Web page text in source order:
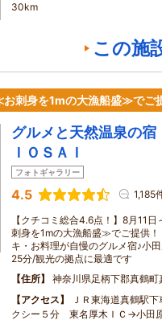
30km
この施
刺身を1mの大漁船盛≫でご
グルメと天然温泉の
ＩＯＳＡＩ
フォトギャラリー
4.5 1,185
【クチコミ総合4.6点！】8月11
刺身を1mの大漁船盛≫でご提供
キ・お料理が自慢のグルメ宿♪小
25分/観光の拠点に最適です
住所
神奈川県足柄下郡真鶴町
アクセス
ＪＲ東海道真鶴駅
クシー５分 東名厚木ＩＣ→小田